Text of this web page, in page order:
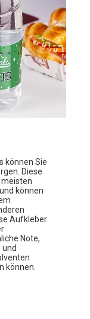
können Sie
Diese
können
Aufkleber
Note,
und
können.